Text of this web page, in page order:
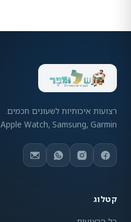
רצועות איכותיות לשעונים חכמים.
Apple Watch, Samsung, Garmin ועוד.
קטלוג